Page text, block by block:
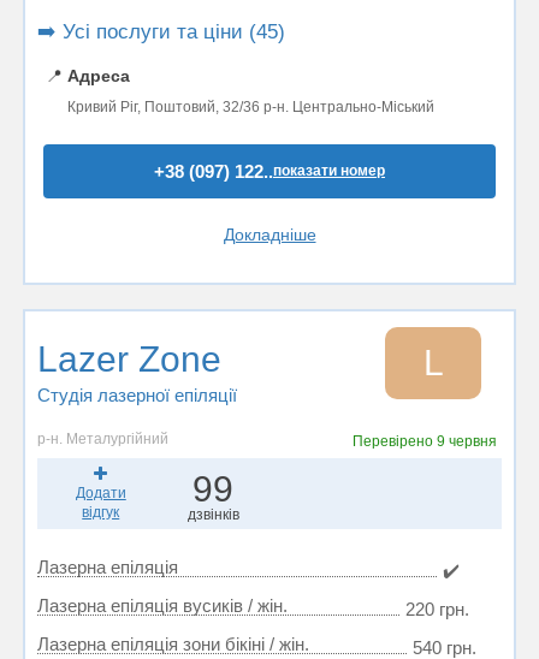
➡️ Усі послуги та ціни (45)
📍 Адреса
Кривий Ріг, Поштовий, 32/36 р-н. Центрально-Міський
+38 (097) 122..показати номер
Докладніше
Lazer Zone
Студія лазерної епіляції
L
р-н. Металургійний Перевірено 9 червня
Додати
відгук
99
дзвінків
Лазерна епіляція
✔️
Лазерна епіляція вусиків / жін.
220 грн.
Лазерна епіляція зони бікіні / жін.
540 грн.